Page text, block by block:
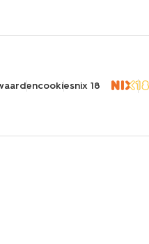
cookiesnix 18